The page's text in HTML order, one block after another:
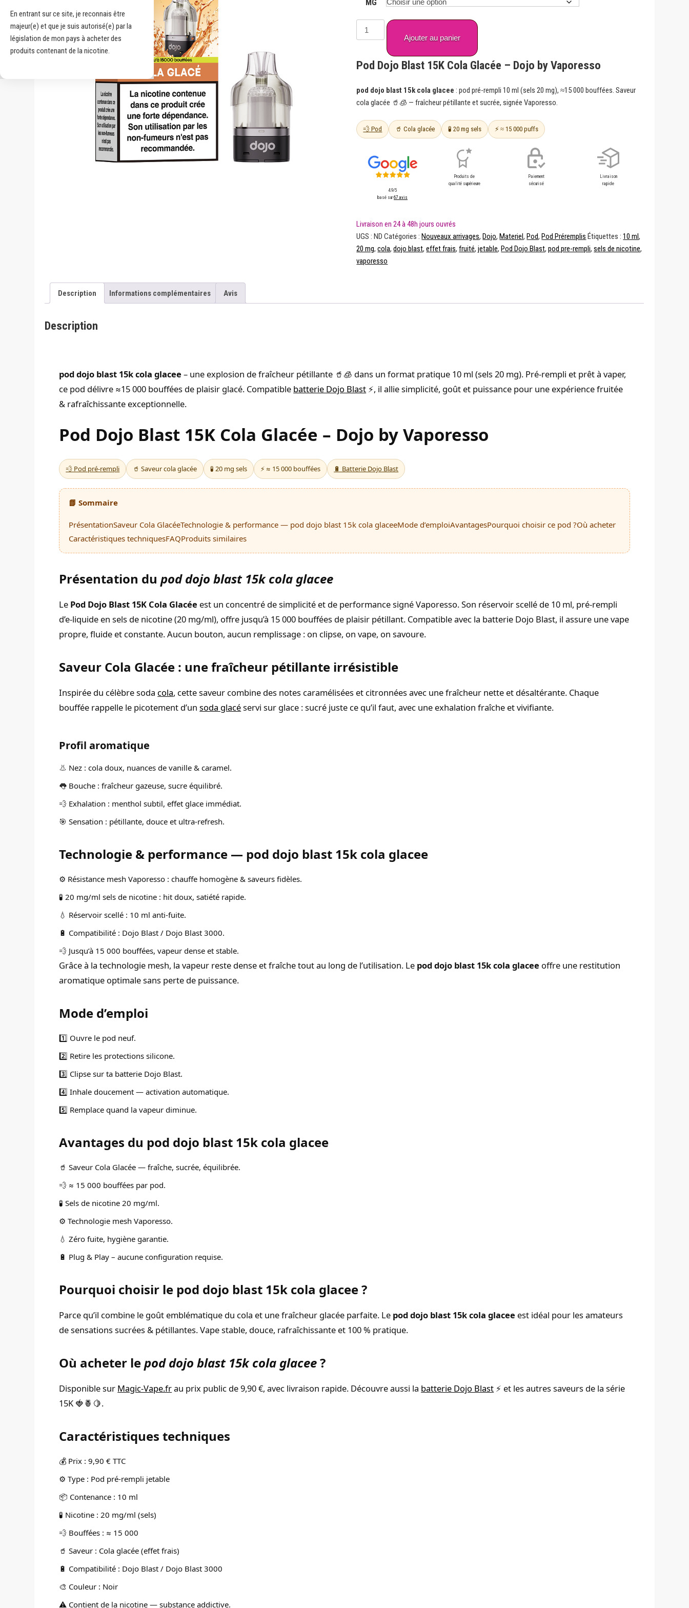
En entrant sur ce site, je reconnais être
majeur(e) et que je suis autorisé(e) par la
législation de mon pays à acheter des
produits contenant de la nicotine.
Pod Dojo Blast 15K Cola Glacée – Dojo by Vaporesso
pod dojo blast 15k cola glacee : pod pré-rempli 10 ml (sels 20 mg), ≈15 000 bouffées. Saveur
cola glacée 🥤🧊 — fraîcheur pétillante et sucrée, signée Vaporesso.
💨 Pod 🥤 Cola glacée 🧪 20 mg sels ⚡ ≈ 15 000 puffs
4.9/5
basé sur67 avis
Produits de
qualité supérieure
Paiement
sécurisé
Livraison
rapide
MG
quantité
de
Dojo
15K
Cola
–
Dojo
Vaporesso
Ajouter au panier
UGS : ND Catégories : Nouveaux arrivages, Dojo, Materiel, Pod, Pod Préremplis Étiquettes :10 ml,
20 mg,cola,dojo blast,effet frais,fruité,jetable, Pod Dojo Blast,pod pre-rempli,sels de nicotine,
vaporesso
Description Informations complémentaires Avis
Description
pod dojo blast 15k cola glacee – une explosion de fraîcheur pétillante 🥤🧊 dans un format pratique 10 ml (sels 20 mg). Pré-rempli et prêt à vaper,
ce pod délivre ≈15 000 bouffées de plaisir glacé. Compatible batterie Dojo Blast ⚡, il allie simplicité, goût et puissance pour une expérience fruitée
& rafraîchissante exceptionnelle.
Pod Dojo Blast 15K Cola Glacée – Dojo by Vaporesso
💨 Pod pré-rempli 🥤 Saveur cola glacée 🧪 20 mg sels ⚡ ≈ 15 000 bouffées 🔋 Batterie Dojo Blast
📗 Sommaire
PrésentationSaveur Cola GlacéeTechnologie & performance — pod dojo blast 15k cola glaceeMode d’emploiAvantagesPourquoi choisir ce pod ?Où acheter
Caractéristiques techniquesFAQProduits similaires
Présentation dupod dojo blast 15k cola glacee
Le Pod Dojo Blast 15K Cola Glacée est un concentré de simplicité et de performance signé Vaporesso. Son réservoir scellé de 10 ml, pré-rempli
d’e-liquide en sels de nicotine (20 mg/ml), offre jusqu’à 15 000 bouffées de plaisir pétillant. Compatible avec la batterie Dojo Blast, il assure une vape
propre, fluide et constante. Aucun bouton, aucun remplissage : on clipse, on vape, on savoure.
Saveur Cola Glacée : une fraîcheur pétillante irrésistible
Inspirée du célèbre soda cola, cette saveur combine des notes caramélisées et citronnées avec une fraîcheur nette et désaltérante. Chaque
bouffée rappelle le picotement d’unsoda glacéservi sur glace : sucré juste ce qu’il faut, avec une exhalation fraîche et vivifiante.
Profil aromatique
👃 Nez : cola doux, nuances de vanille & caramel.
👅 Bouche : fraîcheur gazeuse, sucre équilibré.
💨 Exhalation : menthol subtil, effet glace immédiat.
🎯 Sensation : pétillante, douce et ultra-refresh.
Technologie & performance — pod dojo blast 15k cola glacee
⚙️ Résistance mesh Vaporesso : chauffe homogène & saveurs fidèles.
🧪 20 mg/ml sels de nicotine : hit doux, satiété rapide.
💧 Réservoir scellé : 10 ml anti-fuite.
🔋 Compatibilité : Dojo Blast / Dojo Blast 3000.
💨 Jusqu’à 15 000 bouffées, vapeur dense et stable.
Grâce à la technologie mesh, la vapeur reste dense et fraîche tout au long de l’utilisation. Le pod dojo blast 15k cola glacee offre une restitution
aromatique optimale sans perte de puissance.
Mode d’emploi
1️⃣ Ouvre le pod neuf.
2️⃣ Retire les protections silicone.
3️⃣ Clipse sur ta batterie Dojo Blast.
4️⃣ Inhale doucement — activation automatique.
5️⃣ Remplace quand la vapeur diminue.
Avantages du pod dojo blast 15k cola glacee
🥤 Saveur Cola Glacée — fraîche, sucrée, équilibrée.
💨 ≈ 15 000 bouffées par pod.
🧪 Sels de nicotine 20 mg/ml.
⚙️ Technologie mesh Vaporesso.
💧 Zéro fuite, hygiène garantie.
🔋 Plug & Play – aucune configuration requise.
Pourquoi choisir le pod dojo blast 15k cola glacee ?
Parce qu’il combine le goût emblématique du cola et une fraîcheur glacée parfaite. Le pod dojo blast 15k cola glacee est idéal pour les amateurs
de sensations sucrées & pétillantes. Vape stable, douce, rafraîchissante et 100 % pratique.
Où acheter lepod dojo blast 15k cola glacee?
Disponible sur Magic-Vape.frau prix public de 9,90 €, avec livraison rapide. Découvre aussi la batterie Dojo Blast ⚡ et les autres saveurs de la série
15K 🍓🍍🍋.
Caractéristiques techniques
💰 Prix : 9,90 € TTC
⚙️ Type : Pod pré-rempli jetable
📦 Contenance : 10 ml
🧪 Nicotine : 20 mg/ml (sels)
💨 Bouffées : ≈ 15 000
🥤 Saveur : Cola glacée (effet frais)
🔋 Compatibilité : Dojo Blast / Dojo Blast 3000
🎨 Couleur : Noir
⚠️ Contient de la nicotine — substance addictive.